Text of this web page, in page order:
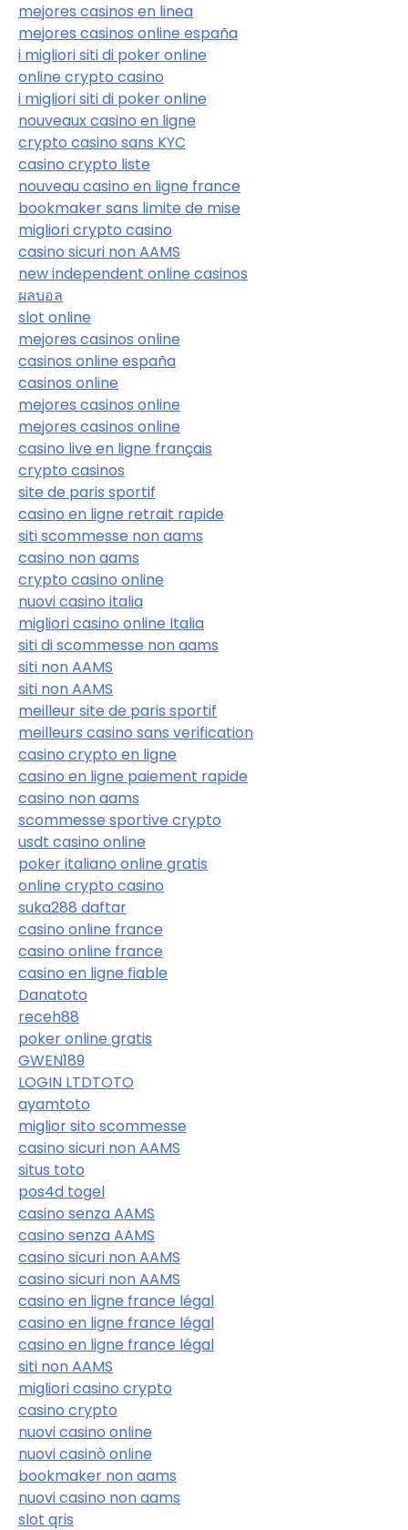
mejores casinos en linea
mejores casinos online españa
i migliori siti di poker online
online crypto casino
i migliori siti di poker online
nouveaux casino en ligne
crypto casino sans KYC
casino crypto liste
nouveau casino en ligne france
bookmaker sans limite de mise
migliori crypto casino
casino sicuri non AAMS
new independent online casinos
ผลบอล
slot online
mejores casinos online
casinos online españa
casinos online
mejores casinos online
mejores casinos online
casino live en ligne français
crypto casinos
site de paris sportif
casino en ligne retrait rapide
siti scommesse non aams
casino non aams
crypto casino online
nuovi casino italia
migliori casino online Italia
siti di scommesse non aams
siti non AAMS
siti non AAMS
meilleur site de paris sportif
meilleurs casino sans verification
casino crypto en ligne
casino en ligne paiement rapide
casino non aams
scommesse sportive crypto
usdt casino online
poker italiano online gratis
online crypto casino
suka288 daftar
casino online france
casino online france
casino en ligne fiable
Danatoto
receh88
poker online gratis
GWEN189
LOGIN LTDTOTO
ayamtoto
miglior sito scommesse
casino sicuri non AAMS
situs toto
pos4d togel
casino senza AAMS
casino senza AAMS
casino sicuri non AAMS
casino sicuri non AAMS
casino en ligne france légal
casino en ligne france légal
casino en ligne france légal
siti non AAMS
migliori casino crypto
casino crypto
nuovi casino online
nuovi casinò online
bookmaker non aams
nuovi casino non aams
slot qris